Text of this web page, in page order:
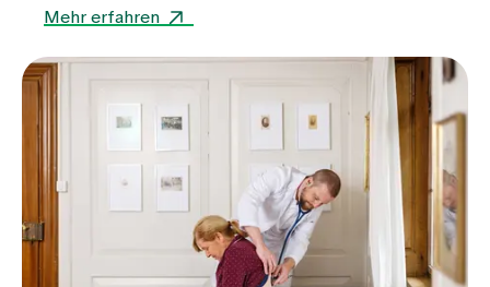
Mehr erfahren